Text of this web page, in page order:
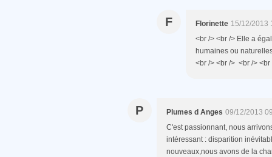
F Florinette 15/12/2013
<br /> <br /> Elle a
humaines ou
<br /> <br /> <br /> <br
P Plumes d Anges 09/12/2013
C'est passionnant, nous
intéressant : disparition
nouveaux,nous avons de la